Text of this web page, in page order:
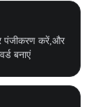
पंजीकरण करें,और
बनाएं